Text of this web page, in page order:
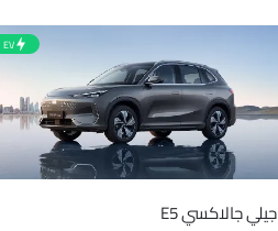
EV
جيلي جالاكسي E5